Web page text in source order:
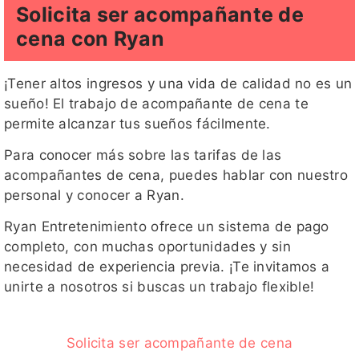
Solicita ser acompañante de
cena con Ryan
¡Tener altos ingresos y una vida de calidad no es un
sueño! El trabajo de acompañante de cena te
permite alcanzar tus sueños fácilmente.
Para conocer más sobre las tarifas de las
acompañantes de cena, puedes hablar con nuestro
personal y conocer a Ryan.
Ryan Entretenimiento ofrece un sistema de pago
completo, con muchas oportunidades y sin
necesidad de experiencia previa. ¡Te invitamos a
unirte a nosotros si buscas un trabajo flexible!
Solicita ser acompañante de cena